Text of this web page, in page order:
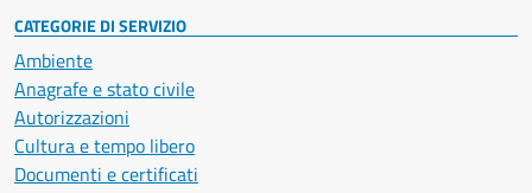
CATEGORIE DI SERVIZIO
Ambiente
Anagrafe e stato civile
Autorizzazioni
Cultura e tempo libero
Documenti e certificati